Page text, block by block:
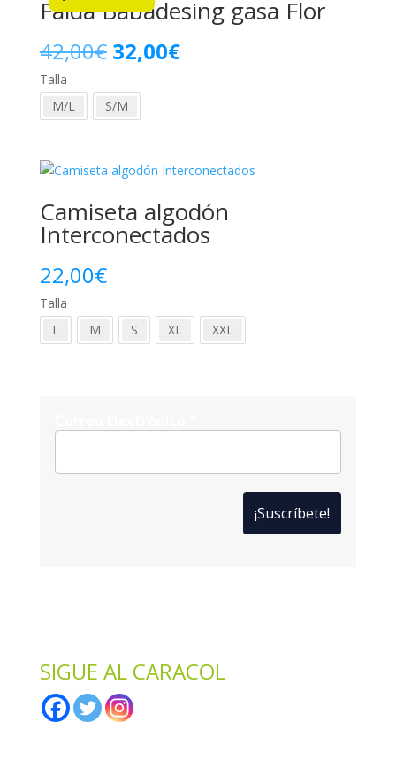
Falda Babadesing gasa Flor
42,00€ El
precio
original
32,00€El
Talla
M/L
S/M
Camiseta algodón
Interconectados
22,00€
Talla
L
M S XL XXL
SIGUE AL CARACOL